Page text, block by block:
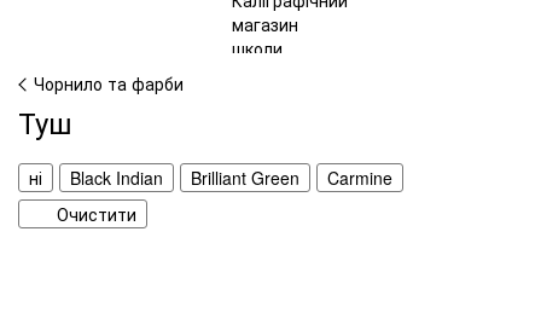
Чорнило та фарби
Туш
ні Black Indian Brilliant Green
Carmine
Очистити